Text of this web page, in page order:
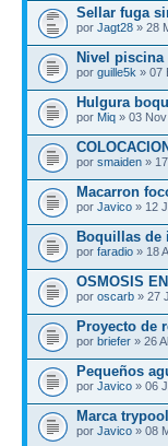
Sellar fuga
por Jagt28 » 28
Nivel piscina
por guille5k » 07
Hulgura
por Miq » 03
por smaiden »
Macarron
por Javico » 12
Boquillas de
por faradio » 18
OSMOSIS
por oscarb » 27
Proyecto de
por briefer » 26
Pequeños
por Javico » 06
Marca
por Javico » 08